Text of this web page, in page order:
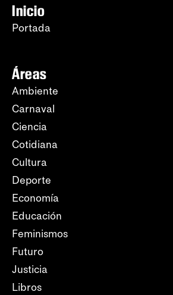
Inicio
Portada
Áreas
Ambiente
Carnaval
Ciencia
Cotidiana
Cultura
Deporte
Economía
Educación
Feminismos
Futuro
Justicia
Libros